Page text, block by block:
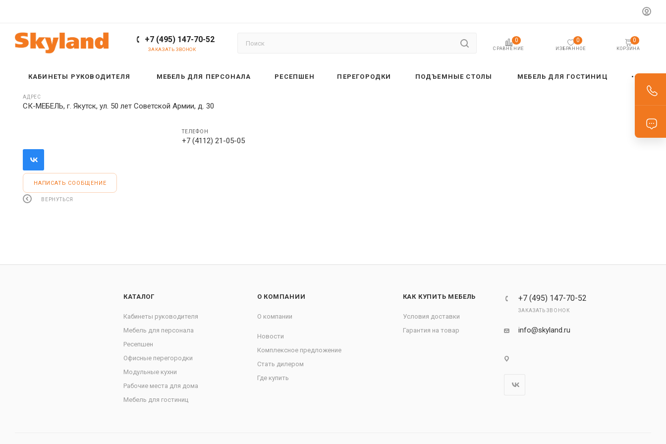
+7 (495) 147-70-52
ЗАКАЗАТЬ ЗВОНОК СРАВНЕНИЕ
0
ИЗБРАННОЕ
0
КОРЗИНА
0
КАБИНЕТЫ РУКОВОДИТЕЛЯ МЕБЕЛЬ ДЛЯ ПЕРСОНАЛА РЕСЕПШЕН ПЕРЕГОРОДКИ ПОДЪЕМНЫЕ СТОЛЫ МЕБЕЛЬ ДЛЯ ГОСТИНИЦ
АДРЕС
СК-МЕБЕЛЬ, г. Якутск, ул. 50 лет Советской Армии, д. 30
ТЕЛЕФОН
+7 (4112) 21-05-05
НАПИСАТЬ СООБЩЕНИЕ
ВЕРНУТЬСЯ
КАТАЛОГ
Кабинеты руководителя
Мебель для персонала
Ресепшен
Офисные перегородки
Модульные кухни
Рабочие места для дома
Мебель для гостиниц
О КОМПАНИИ
О компании
Новости
Комплексное предложение
Стать дилером
Где купить
КАК КУПИТЬ МЕБЕЛЬ
Условия доставки
Гарантия на товар
+7 (495) 147-70-52
ЗАКАЗАТЬ ЗВОНОК
info@skyland.ru